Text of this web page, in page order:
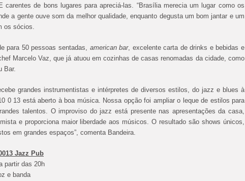
carentes de bons lugares para apreciá-las. “Brasília merecia um lugar como os
a gente ouve som da melhor qualidade, enquanto degusta um bom jantar e um
os sócios.
para 50 pessoas sentadas, american bar, excelente carta de drinks e bebidas e
Marcelo Vaz, que já atuou em cozinhas de casas renomadas da cidade, como
Bar.
grandes instrumentistas e intérpretes de diversos estilos, do jazz e blues à
0 13 está aberto à boa música. Nossa opção foi ampliar o leque de estilos para
talentos. O improviso do jazz está presente nas apresentações da casa,
e proporciona maior liberdade aos músicos. O resultado são shows únicos,
em grandes espaços”, comenta Bandeira.
Jazz Pub
partir das 20h
e banda